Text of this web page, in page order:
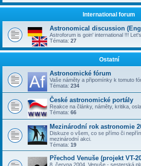
International forum
Astronomical discussion
Astroforum is goin' international !!!
Témata: 27
Ostatní
Astronomické fórum
Vaše náměty a připomínky k tomuto
Témata: 234
České astronomické portály
Reakce na články, náměty, kritika,
Témata: 66
Mezinárodní rok astronomie
Diskuze o všem, co se přímo či
mezinárodní akci.
Témata: 19
Přechod Venuše (projekt VT-
8. června 2004, Venuše - sesterská